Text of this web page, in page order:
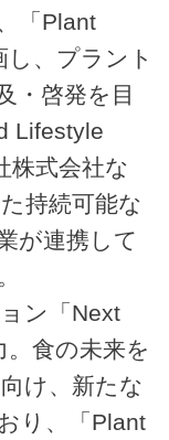
「Plant
し、プラント
・啓発を目
Lifestyle
株式会社な
持続可能な
が連携して
ン「Next
食の未来を
け、新たな
り、「Plant